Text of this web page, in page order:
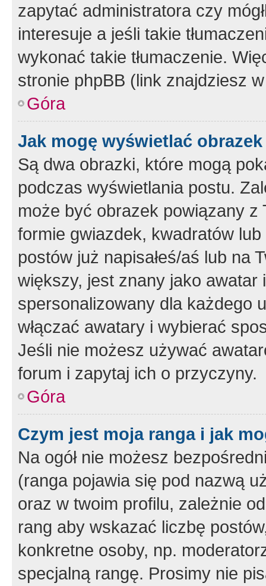
zapytać administratora czy
interesuje a jeśli takie
wykonać takie tłumaczenie.
stronie phpBB (link znajdziesz
Góra
Jak mogę wyświetlać
Są dwa obrazki, które mogą
podczas wyświetlania postu.
może być obrazek powiązany z
formie gwiazdek, kwadratów
postów już napisałeś/aś lub na
większy, jest znany jako
spersonalizowany dla każdego
włączać awatary i wybierać
Jeśli nie możesz używać
forum i zapytaj ich o przyczyny.
Góra
Czym jest moja ranga i jak
Na ogół nie możesz
(ranga pojawia się pod nazwą
oraz w twoim profilu, zależnie
rang aby wskazać liczbę
konkretne osoby, np.
specjalną rangę. Prosimy nie